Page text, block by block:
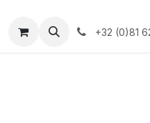
Consommables
+32 (0)81